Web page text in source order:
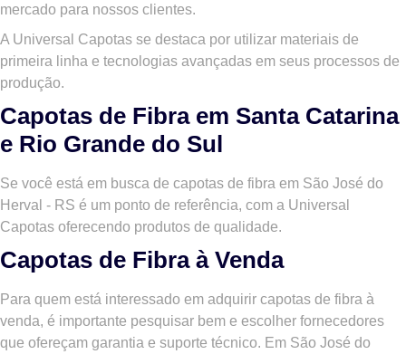
mercado para nossos clientes.
A Universal Capotas se destaca por utilizar materiais de
primeira linha e tecnologias avançadas em seus processos de
produção.
Capotas de Fibra em Santa Catarina
e Rio Grande do Sul
Se você está em busca de capotas de fibra em São José do
Herval - RS é um ponto de referência, com a Universal
Capotas oferecendo produtos de qualidade.
Capotas de Fibra à Venda
Para quem está interessado em adquirir capotas de fibra à
venda, é importante pesquisar bem e escolher fornecedores
que ofereçam garantia e suporte técnico. Em São José do